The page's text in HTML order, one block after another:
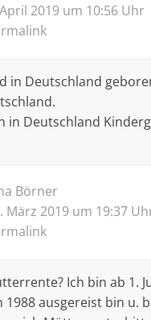
2019 um 10:56 Uhr
in Deutschland
in Deutschland
Börner
März 2019 um 19:37
Ich bin ab 1.
1988 ausgereist bin u.